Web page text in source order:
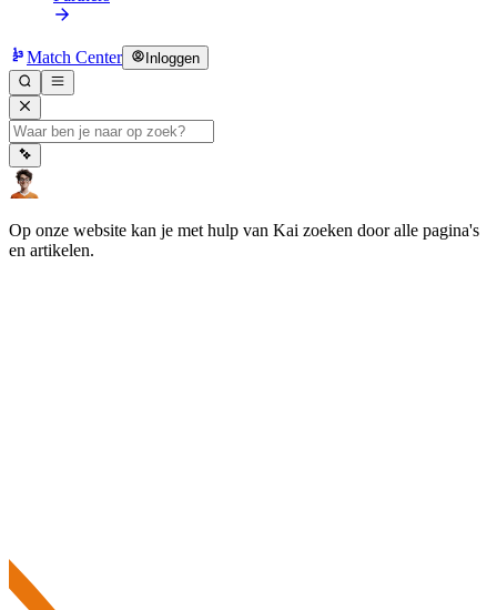
Match Center Inloggen
Op onze website kan je met hulp van Kai zoeken door alle pagina's
en artikelen.